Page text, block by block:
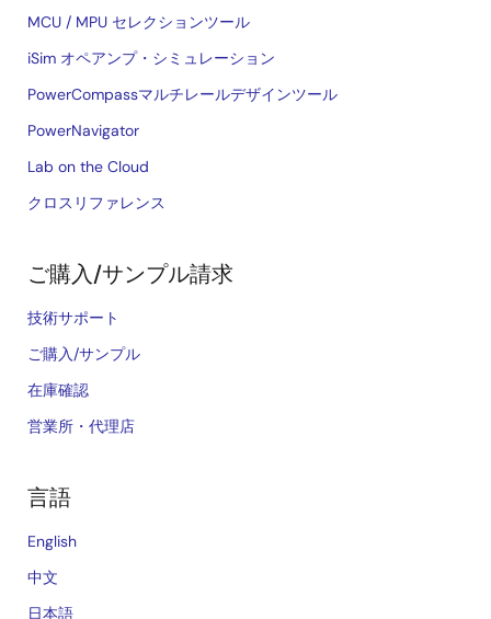
MCU / MPU セレクションツール
iSim オペアンプ・シミュレーション
PowerCompassマルチレールデザインツール
PowerNavigator
Lab on the Cloud
クロスリファレンス
ご購入/サンプル請求
技術サポート
ご購入/サンプル
在庫確認
営業所・代理店
言語
English
中文
日本語